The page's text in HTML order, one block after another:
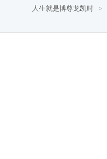
人生就是博尊龙凯时 >